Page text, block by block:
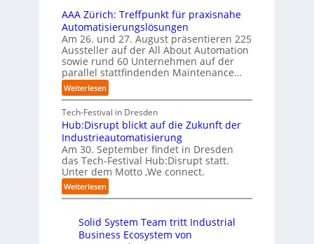
l
d
u
n
g
s
t
e
l
l
e
n
b
i
b
r
u
n
g
a
n
“
t
e
t
B
i
e
t
e
r
v
e
r
f
a
h
r
e
f
ü
t
S
t
e
f
a
n
S
h
w
a
b
z
u
m
C
-
C
t
e
r
n
e
h
m
e
n
w
o
l
l
e
n
R
h
e
AAA Zürich: Treffpunkt für praxisnahe
Automatisierungslösungen
Am 26. und 27. August präsentieren 225
Aussteller auf der All About Automation
sowie rund 60 Unternehmen auf der
parallel stattfindenden Maintenance…
Weiterlesen:
A
A
A
Z
ü
r
i
c
h
T
r
e
Tech-Festival in Dresden
Hub:Disrupt blickt auf die Zukunft der
Industrieautomatisierung
Am 30. September findet in Dresden
das Tech-Festival Hub:Disrupt statt.
Unter dem Motto ‚We connect.
Weiterlesen:
H
b
:
Solid System Team tritt Industrial
Business Ecosystem von